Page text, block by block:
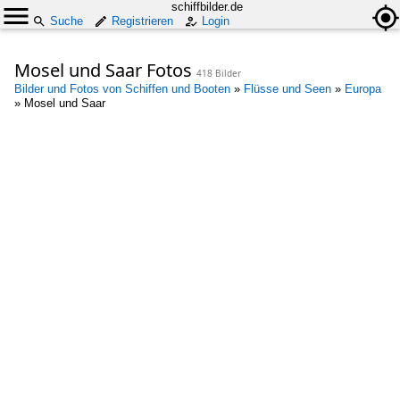
schiffbilder.de
Suche
Registrieren Login
Mosel und Saar Fotos 418 Bilder
Bilder und Fotos von Schiffen und Booten » Flüsse und Seen » Europa
» Mosel und Saar